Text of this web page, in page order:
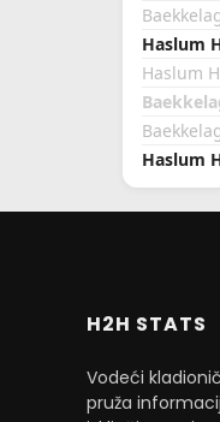
Haslum
Haslum
Haslum
H2H STATS
Vodeći
pruža